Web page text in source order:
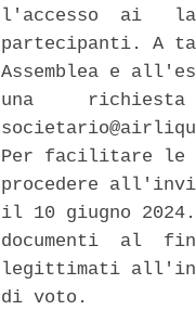
l'accesso  ai
partecipanti. A
Assemblea e
una
Per facilitare le
procedere
il 10 giugno
documenti  al
legittimati
di voto.